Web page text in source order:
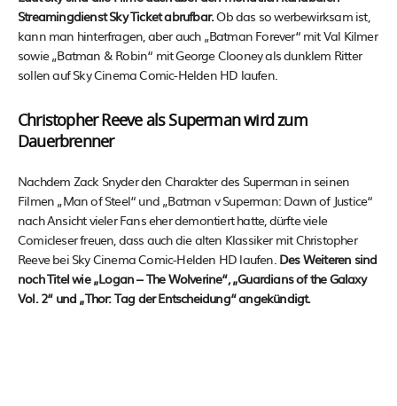
Streamingdienst Sky Ticket abrufbar.Ob das so werbewirksam ist,
kann man hinterfragen, aber auch „Batman Forever“ mit Val Kilmer
sowie „Batman & Robin“ mit George Clooney als dunklem Ritter
sollen auf Sky Cinema Comic-Helden HD laufen.
Christopher Reeve als Superman wird zum
Dauerbrenner
Nachdem Zack Snyder den Charakter des Superman in seinen
Filmen „Man of Steel“ und „Batman v Superman: Dawn of Justice“
nach Ansicht vieler Fans eher demontiert hatte, dürfte viele
Comicleser freuen, dass auch die alten Klassiker mit Christopher
Reeve bei Sky Cinema Comic-Helden HD laufen. Des Weiteren sind
noch Titel wie „Logan – The Wolverine“, „Guardians of the Galaxy
Vol. 2“ und „Thor: Tag der Entscheidung“ angekündigt.